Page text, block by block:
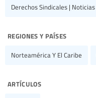
Derechos Sindicales | Noticias
regiones y países
Norteamérica Y El Caribe
artículos